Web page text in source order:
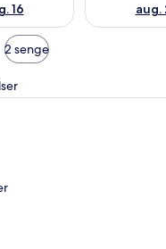
16
aug.
2 senge
Micro Studio |